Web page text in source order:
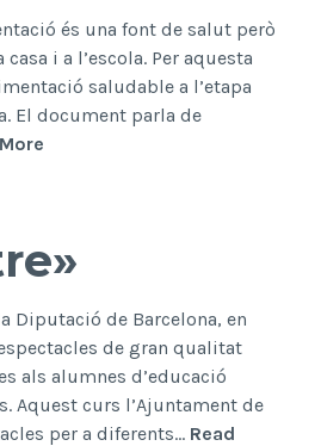
és una font de salut però
i a l’escola. Per aquesta
saludable a l’etapa
El document parla de
l’etapa
Diputació de Barcelona, en
de gran qualitat
als alumnes d’educació
Aquest curs l’Ajuntament de
per a diferents… Read